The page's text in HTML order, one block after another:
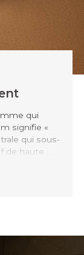
qui
signifie «
qui sous-
de haute
arbore
est encore à